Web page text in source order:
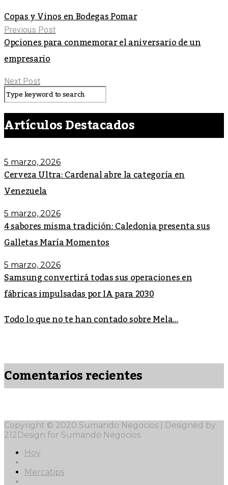
Copas y Vinos en Bodegas Pomar
Previous Post
Opciones para conmemorar el aniversario de un
empresario
Next Post
Artículos Destacados
5 marzo, 2026
Cerveza Ultra: Cardenal abre la categoría en
Venezuela
5 marzo, 2026
4 sabores misma tradición: Caledonia presenta sus
Galletas María Momentos
5 marzo, 2026
Samsung convertirá todas sus operaciones en
fábricas impulsadas por IA para 2030
Todo lo que no te han contado sobre Mela...
Comentarios recientes
Copyright © 2020 Sumando Negocios | Designed by
212Design for Sumando Negocios
Hoy
Mercatips